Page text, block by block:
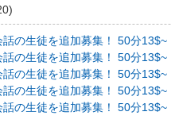
の生徒を追加募集！ 50分13$~ ..
の生徒を追加募集！ 50分13$~ ..
の生徒を追加募集！ 50分13$~ ..
の生徒を追加募集！ 50分13$~ ..
の生徒を追加募集！ 50分13$~ ..